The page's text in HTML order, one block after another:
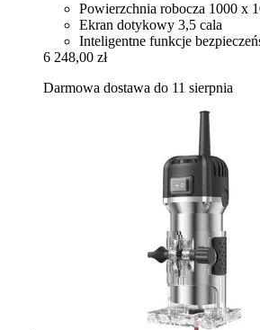
Powierzchnia robocza 1000 x
Ekran dotykowy 3,5 cala
Inteligentne funkcje
6 248,00 zł
Darmowa dostawa do 11 sierpnia